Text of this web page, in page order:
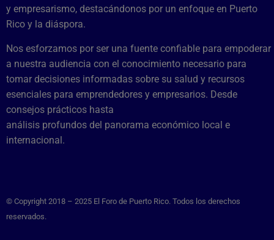
y empresarismo, destacándonos por un enfoque en Puerto
Rico y la diáspora.
Nos esforzamos por ser una fuente confiable para empoderar
a nuestra audiencia con el conocimiento necesario para
tomar decisiones informadas sobre su salud y recursos
esenciales para emprendedores y empresarios. Desde
consejos prácticos hasta
análisis profundos del panorama económico local e
internacional.
© Copyright 2018 – 2025 El Foro de Puerto Rico. Todos los derechos
reservados.